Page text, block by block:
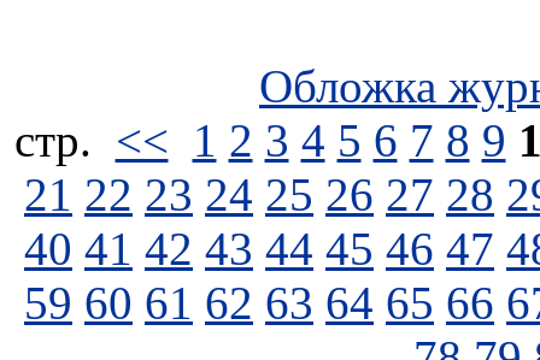
Обложка
стp. << 1 2 3 4 5 6 7 8 9
21 22 23 24 25 26 27 28
40 41 42 43 44 45 46 47
59 60 61 62 63 64 65 66